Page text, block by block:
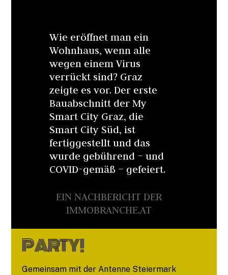
Wie eröffnet man ein
Wohnhaus, wenn alle
wegen einem Virus
verrückt sind? Graz
zeigte es vor. Der erste
Bauabschnitt der My
Smart City Graz, die
Smart City Süd, ist
fertiggestellt und das
wurde gebührend – und
COVID-gemäß – gefeiert.
EIN NACHBERICHT DER
IMMOBRANCHE.AT
PARTY!
Gemeinsam mit der Antenne Steiermark